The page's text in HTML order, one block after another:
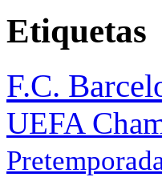
Etiquetas
F.C.
UEFA